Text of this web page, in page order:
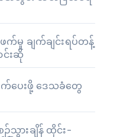
က်မှု ချက်ချင်းရပ်တန့်
င်းဆို
က်ပေးဖို့ ဒေသခံတွေ
သွားချိန် ထိုင်း-